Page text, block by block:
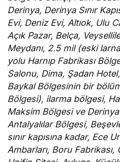
Derinya, Derinya Sınır
Evi, Deniz Evi, Altıok, Ulu
Açık Pazar, Belça,
Meydanı, 2.5 mil (eski
yolu Harnıp Fabrikası
Salonu, Dima, Şadan
Baykal Bölgesinin bir
Bölgesi), ilarma bölgesi,
Maksim Bölgesi ve
Antalyalılar Bölgesi,
sınır kapısına kadar, Ece
Ambarları, Boru